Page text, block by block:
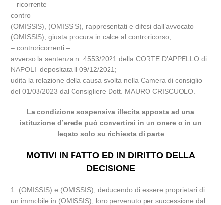
– ricorrente –
contro
(OMISSIS), (OMISSIS), rappresentati e difesi dall’avvocato
(OMISSIS), giusta procura in calce al controricorso;
– controricorrenti –
avverso la sentenza n. 4553/2021 della CORTE D’APPELLO di
NAPOLI, depositata il 09/12/2021;
udita la relazione della causa svolta nella Camera di consiglio
del 01/03/2023 dal Consigliere Dott. MAURO CRISCUOLO.
La condizione sospensiva illecita apposta ad una
istituzione d’erede può convertirsi in un onere o in un
legato solo su richiesta di parte
MOTIVI IN FATTO ED IN DIRITTO DELLA
DECISIONE
1. (OMISSIS) e (OMISSIS), deducendo di essere proprietari di
un immobile in (OMISSIS), loro pervenuto per successione dal